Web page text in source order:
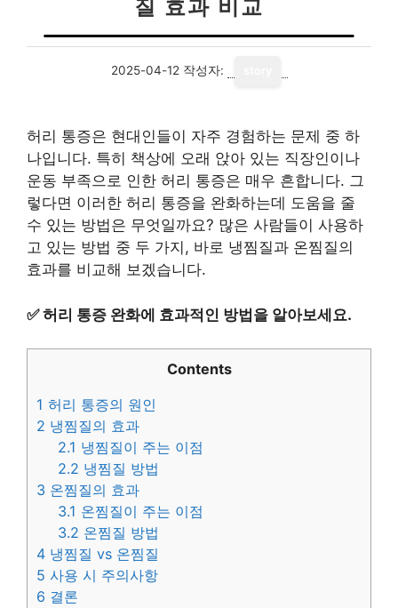
질 효과 비교
2025-04-12 작성자:
허리 통증은 현대인들이 자주 경험하는 문제 중 하
나입니다. 특히 책상에 오래 앉아 있는 직장인이나
운동 부족으로 인한 허리 통증은 매우 흔합니다. 그
렇다면 이러한 허리 통증을 완화하는데 도움을 줄
수 있는 방법은 무엇일까요? 많은 사람들이 사용하
고 있는 방법 중 두 가지, 바로 냉찜질과 온찜질의
효과를 비교해 보겠습니다.
✅허리 통증 완화에 효과적인 방법을 알아보세요.
Contents
1 허리 통증의 원인
2 냉찜질의 효과
2.1 냉찜질이 주는 이점
2.2 냉찜질 방법
3 온찜질의 효과
3.1 온찜질이 주는 이점
3.2 온찜질 방법
4 냉찜질 vs 온찜질
5 사용 시 주의사항
6 결론